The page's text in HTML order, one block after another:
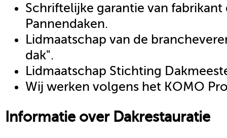
Schriftelijke garantie van fabrikant
Pannendaken.
Lidmaatschap van de
dak".
Lidmaatschap Stichting
Wij werken volgens het KOMO
Informatie over Dakrestauratie